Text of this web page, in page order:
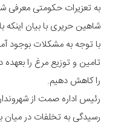
به تعزیرات حکومتی معرفی
شاهین حریری با بیان
با توجه به مشکلات بوجود
تامین و توزیع مرغ را
را کاهش دهیم.
رسیدگی به تخلفات در میان